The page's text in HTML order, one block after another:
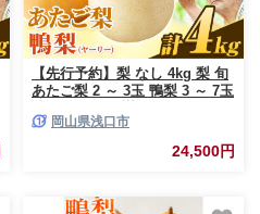
【先行予約】梨 なし 4kg 梨 旬
あたご梨 2 ～ 3玉 鴨梨 3 ～ 7玉
月中旬-12月下旬頃より発送予
定》岡山県 浅口市 果物 フルー
ツ 梨 詰め合わせ 贈答用
岡山県浅口市
24,500円